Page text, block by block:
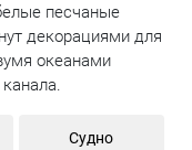
песчаные
декорациями для
океанами
Судно